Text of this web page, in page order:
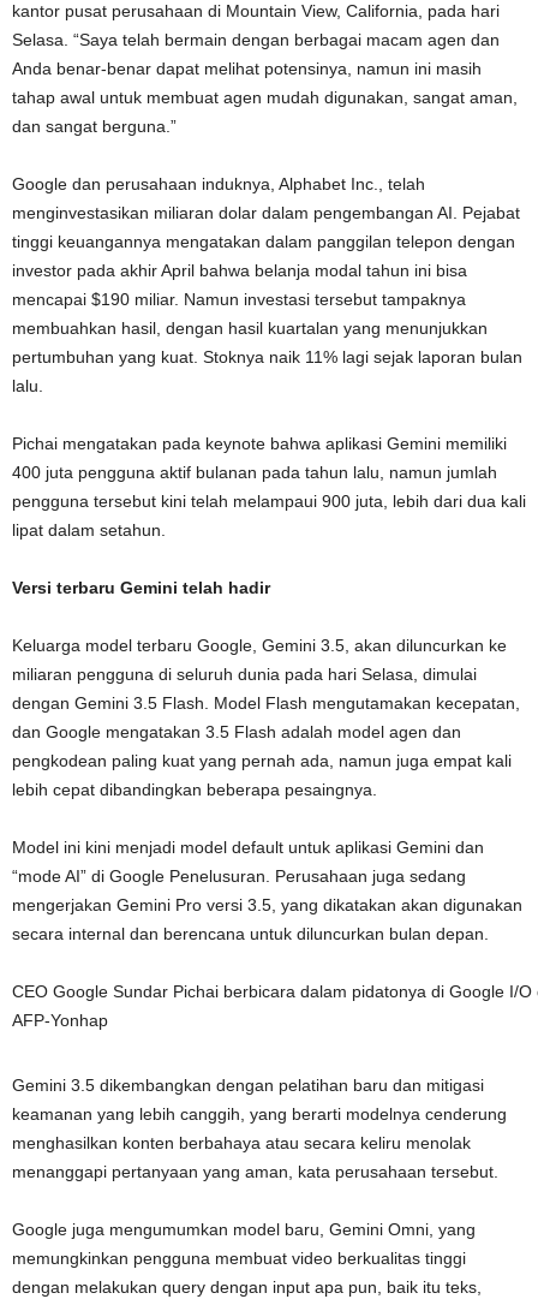
kantor pusat perusahaan di Mountain View, California, pada hari
Selasa. “Saya telah bermain dengan berbagai macam agen dan
Anda benar-benar dapat melihat potensinya, namun ini masih
tahap awal untuk membuat agen mudah digunakan, sangat aman,
dan sangat berguna.”
Google dan perusahaan induknya, Alphabet Inc., telah
menginvestasikan miliaran dolar dalam pengembangan AI. Pejabat
tinggi keuangannya mengatakan dalam panggilan telepon dengan
investor pada akhir April bahwa belanja modal tahun ini bisa
mencapai $190 miliar. Namun investasi tersebut tampaknya
membuahkan hasil, dengan hasil kuartalan yang menunjukkan
pertumbuhan yang kuat. Stoknya naik 11% lagi sejak laporan bulan
lalu.
Pichai mengatakan pada keynote bahwa aplikasi Gemini memiliki
400 juta pengguna aktif bulanan pada tahun lalu, namun jumlah
pengguna tersebut kini telah melampaui 900 juta, lebih dari dua kali
lipat dalam setahun.
Versi terbaru Gemini telah hadir
Keluarga model terbaru Google, Gemini 3.5, akan diluncurkan ke
miliaran pengguna di seluruh dunia pada hari Selasa, dimulai
dengan Gemini 3.5 Flash. Model Flash mengutamakan kecepatan,
dan Google mengatakan 3.5 Flash adalah model agen dan
pengkodean paling kuat yang pernah ada, namun juga empat kali
lebih cepat dibandingkan beberapa pesaingnya.
Model ini kini menjadi model default untuk aplikasi Gemini dan
“mode AI” di Google Penelusuran. Perusahaan juga sedang
mengerjakan Gemini Pro versi 3.5, yang dikatakan akan digunakan
secara internal dan berencana untuk diluncurkan bulan depan.
CEO Google Sundar Pichai berbicara dalam pidatonya di Google I/
AFP-Yonhap
Gemini 3.5 dikembangkan dengan pelatihan baru dan mitigasi
keamanan yang lebih canggih, yang berarti modelnya cenderung
menghasilkan konten berbahaya atau secara keliru menolak
menanggapi pertanyaan yang aman, kata perusahaan tersebut.
Google juga mengumumkan model baru, Gemini Omni, yang
memungkinkan pengguna membuat video berkualitas tinggi
dengan melakukan query dengan input apa pun, baik itu teks,